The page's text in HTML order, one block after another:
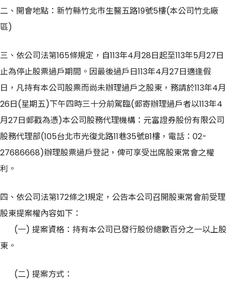
二、開會地點：新竹縣竹北市生醫五路19號5樓(本公司竹北廠
區)
三、依公司法第165條規定，自113年4月28日起至113年5月27日
止為停止股票過戶期間。因最後過戶日113年4月27日適逢假
日，凡持有本公司股票而尚未辦理過戶之股東，務請於113年4月
26日(星期五)下午四時三十分前駕臨(郵寄辦理過戶者以113年4
月27日郵戳為憑)本公司股務代理機構：元富證券股份有限公司
股務代理部(105台北市光復北路11巷35號B1樓，電話：02-
27686668)辦理股票過戶登記，俾可享受出席股東常會之權
利。
四、依公司法第172條之1規定，公告本公司召開股東常會前受理
股東提案權內容如下：
(一) 提案資格：持有本公司已發行股份總數百分之一以上股
東。
(二) 提案方式：